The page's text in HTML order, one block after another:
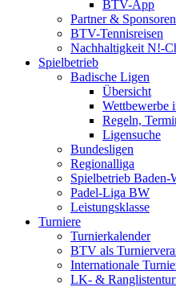
BTV-App
Partner & Sponsoren
BTV-Tennisreisen
Nachhaltigkeit N!-
Spielbetrieb
Badische Ligen
Übersicht
Wettbewerbe
Regeln,
Ligensuche
Bundesligen
Regionalliga
Spielbetrieb Baden-
Padel-Liga BW
Leistungsklasse
Turniere
Turnierkalender
BTV als
Internationale
LK- &